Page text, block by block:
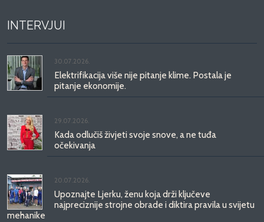
INTERVJUI
30.07.2026.
Elektrifikacija više nije pitanje klime. Postala je
pitanje ekonomije.
29.07.2026.
Kada odlučiš živjeti svoje snove, a ne tuđa
očekivanja
20.07.2026.
Upoznajte Ljerku, ženu koja drži ključeve
najpreciznije strojne obrade i diktira pravila u svijetu
mehanike